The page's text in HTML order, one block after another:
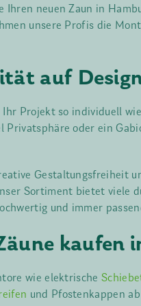
Ihren neuen Zaun in
unsere Profis die
auf
Projekt so individuell
oder ein
Gestaltungsfreiheit
Sortiment bietet viele
und immer
kaufen
wie elektrische
und Pfostenkappen